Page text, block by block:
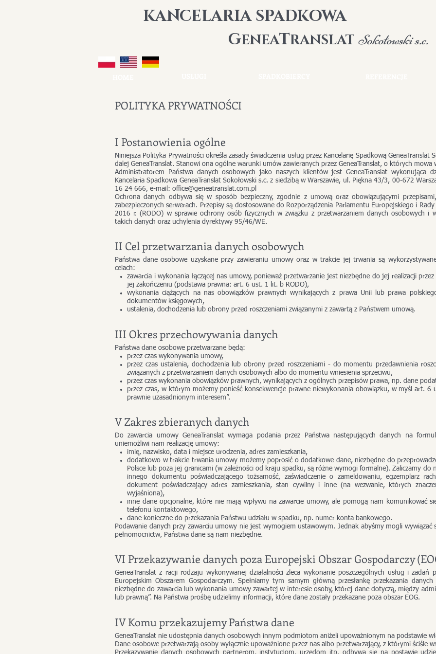
KANCELARIA SPADKOWA
GENEATRANSLAT Sokołowski s.c.
POLITYKA PRYWATNOŚCI
I Postanowienia ogólne
Niniejsza Polityka Prywatności określa zasady świadczenia usług przez Kancelarię Spadkową GeneaTranslat
dalej GeneaTranslat. Stanowi ona ogólne warunki umów zawieranych przez GeneaTranslat, o których
Administratorem Państwa danych osobowych jako naszych klientów jest GeneaTranslat wykonująca
Kancelaria Spadkowa GeneaTranslat Sokołowski s.c. z siedzibą w Warszawie, ul. Piękna 43/3, 00-672
16 24 666, e-mail: office@geneatranslat.com.pl
Ochrona danych odbywa się w sposób bezpieczny, zgodnie z umową oraz obowiązującymi
zabezpieczonych serwerach. Przepisy są dostosowane do Rozporządzenia Parlamentu Europejskiego i
2016 r. (RODO) w sprawie ochrony osób fizycznych w związku z przetwarzaniem danych osobowych i
takich danych oraz uchylenia dyrektywy 95/46/WE.
II Cel przetwarzania danych osobowych
Państwa dane osobowe uzyskane przy zawieraniu umowy oraz w trakcie jej trwania są
celach:
zawarcia i wykonania łączącej nas umowy, ponieważ przetwarzanie jest niezbędne do jej realizacji
jej zakończeniu (podstawa prawna: art. 6 ust. 1 lit. b RODO),
wykonania ciążących na nas obowiązków prawnych wynikających z prawa Unii lub prawa
dokumentów księgowych,
ustalenia, dochodzenia lub obrony przed roszczeniami związanymi z zawartą z Państwem umową.
III Okres przechowywania danych
Państwa dane osobowe przetwarzane będą:
przez czas wykonywania umowy,
przez czas ustalenia, dochodzenia lub obrony przed roszczeniami - do momentu przedawnienia
związanych z przetwarzaniem danych osobowych albo do momentu wniesienia sprzeciwu,
przez czas wykonania obowiązków prawnych, wynikających z ogólnych przepisów prawa, np. dane
przez czas, w którym możemy ponieść konsekwencje prawne niewykonania obowiązku, w myśl art. 6
prawnie uzasadnionym interesem”.
V Zakres zbieranych danych
Do zawarcia umowy GeneaTranslat wymaga podania przez Państwa następujących danych na
uniemożliwi nam realizację umowy:
imię, nazwisko, data i miejsce urodzenia, adres zamieszkania,
dodatkowo w trakcie trwania umowy możemy poprosić o dodatkowe dane, niezbędne do
Polsce lub poza jej granicami (w zależności od kraju spadku, są różne wymogi formalne). Zaliczamy
innego dokumentu poświadczającego tożsamość, zaświadczenie o zameldowaniu, egzemplarz
dokument poświadczający adres zamieszkania, stan cywilny i inne (na wezwanie, których
wyjaśniona),
inne dane opcjonalne, które nie mają wpływu na zawarcie umowy, ale pomogą nam komunikować
telefonu kontaktowego,
dane konieczne do przekazania Państwu udziału w spadku, np. numer konta bankowego.
Podawanie danych przy zawarciu umowy nie jest wymogiem ustawowym. Jednak abyśmy mogli wywiązać
pełnomocnictw, Państwa dane są nam niezbędne.
VI Przekazywanie danych poza Europejski Obszar Gospodarczy
GeneaTranslat z racji rodzaju wykonywanej działalności zleca wykonanie poszczególnych usług i zadań
Europejskim Obszarem Gospodarczym. Spełniamy tym samym główną przesłankę przekazania
niezbędne do zawarcia lub wykonania umowy zawartej w interesie osoby, której dane dotyczą, między
lub prawną”. Na Państwa prośbę udzielimy informacji, które dane zostały przekazane poza obszar EOG.
IV Komu przekazujemy Państwa dane
GeneaTranslat nie udostępnia danych osobowych innym podmiotom aniżeli upoważnionym na podstawie
Dane osobowe przetwarzają osoby wyłącznie upoważnione przez nas albo przetwarzający, z którymi ściśle
Przekazywanie danych osobowych partnerom, instytucjom, urzędom itp. odbywa się na postawie